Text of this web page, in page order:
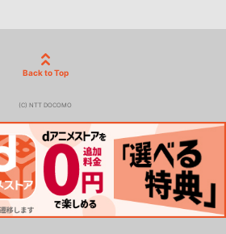
Back to Top
(C) NTT DOCOMO